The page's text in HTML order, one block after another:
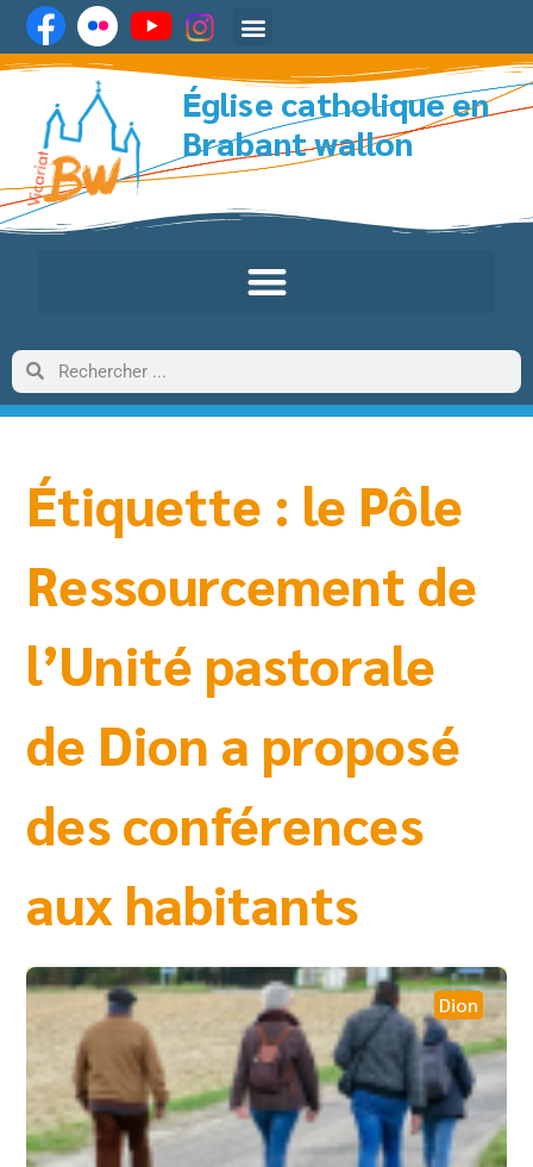
Église catholique en
Brabant wallon
Étiquette : le Pôle
Ressourcement de
l’Unité pastorale
de Dion a proposé
des conférences
aux habitants
Dion